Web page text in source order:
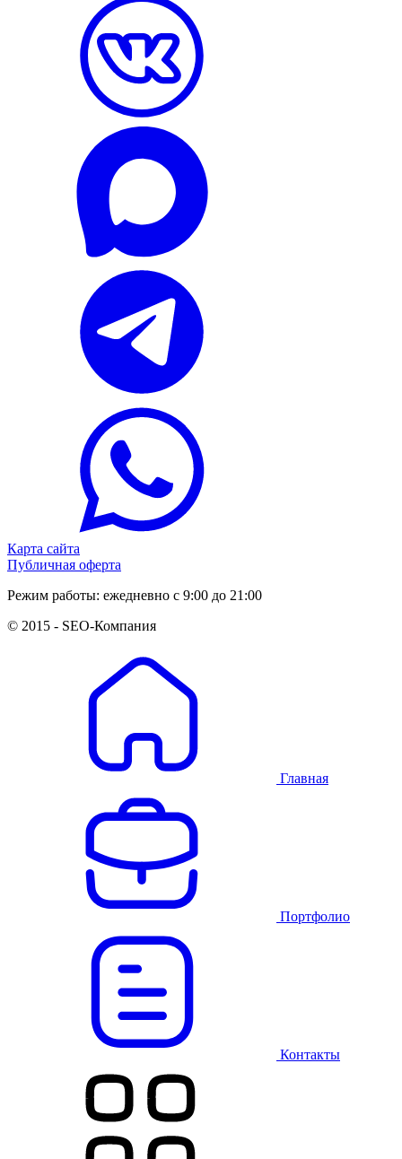
Карта сайта
Публичная оферта
Режим работы: ежедневно с 9:00 до 21:00
© 2015 - SEO-Компания
Главная
Портфолио
Контакты